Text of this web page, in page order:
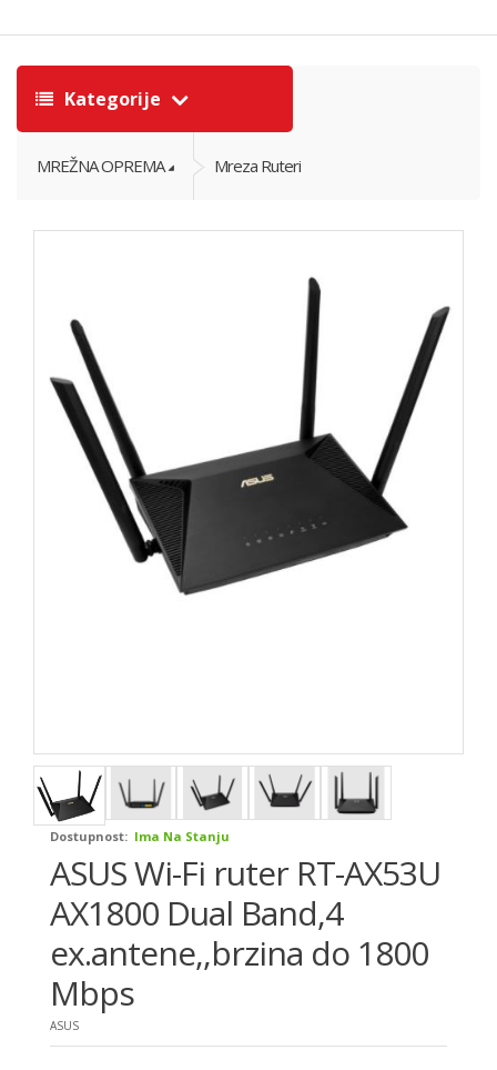
Kategorije
MREŽNA OPREMA Mreza Ruteri
Dostupnost: Ima Na Stanju
ASUS Wi-Fi ruter RT-AX53U
AX1800 Dual Band,4
ex.antene,,brzina do 1800
Mbps
ASUS